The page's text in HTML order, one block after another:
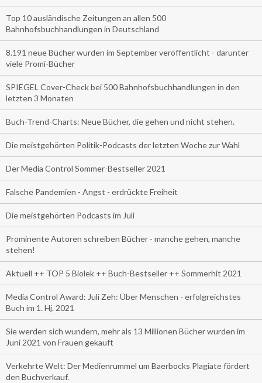
Top 10 ausländische Zeitungen an allen 500
Bahnhofsbuchhandlungen in Deutschland
8.191 neue Bücher wurden im September veröffentlicht - darunter
viele Promi-Bücher
SPIEGEL Cover-Check bei 500 Bahnhofsbuchhandlungen in den
letzten 3 Monaten
Buch-Trend-Charts: Neue Bücher, die gehen und nicht stehen.
Die meistgehörten Politik-Podcasts der letzten Woche zur Wahl
Der Media Control Sommer-Bestseller 2021
Falsche Pandemien - Angst - erdrückte Freiheit
Die meistgehörten Podcasts im Juli
Prominente Autoren schreiben Bücher - manche gehen, manche
stehen!
Aktuell ++ TOP 5 Biolek ++ Buch-Bestseller ++ Sommerhit 2021
Media Control Award: Juli Zeh: Über Menschen - erfolgreichstes
Buch im 1. Hj. 2021
Sie werden sich wundern, mehr als 13 Millionen Bücher wurden im
Juni 2021 von Frauen gekauft
Verkehrte Welt: Der Medienrummel um Baerbocks Plagiate fördert
den Buchverkauf.